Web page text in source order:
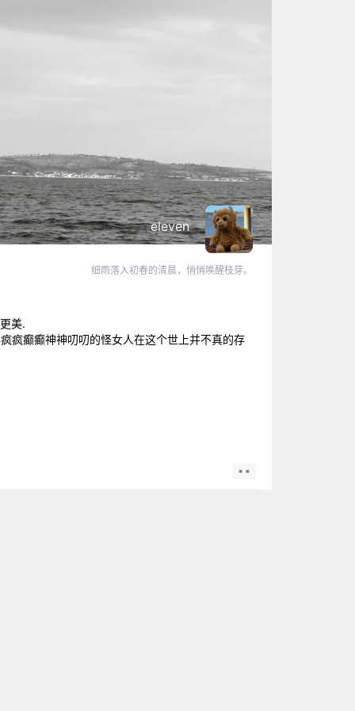
eleven
细雨落入初春的清晨，悄悄唤醒枝芽。
美.
疯癫癫神神叨叨的怪女人在这个世上并不真的存